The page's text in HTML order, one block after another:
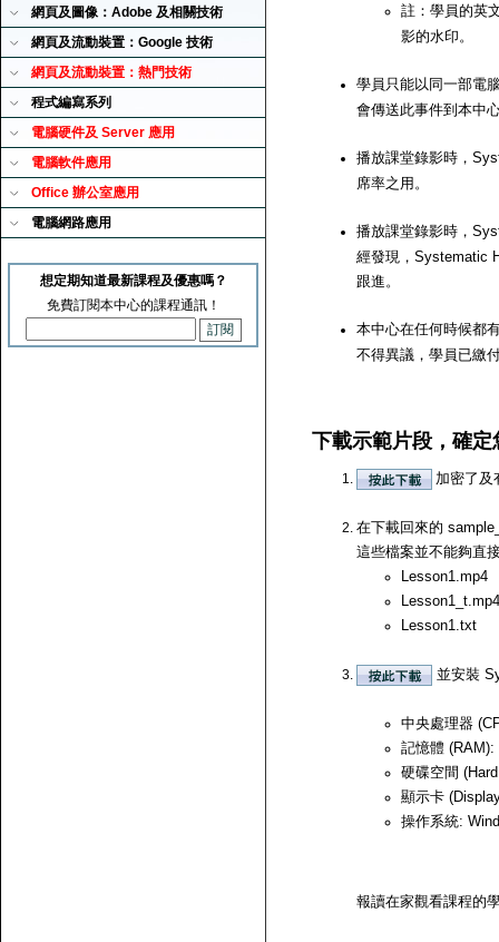
網頁及圖像：Adobe 及相關技術
網頁及流動裝置：Google 技術
網頁及流動裝置：熱門技術
程式編寫系列
電腦硬件及 Server 應用
電腦軟件應用
Office 辦公室應用
電腦網路應用
想定期知道最新課程及優惠嗎？
免費訂閱本中心的課程通訊！
註：學員的英
影的水印。
學員只能以同一部電
會傳送此事件到本中
播放課堂錄影時，
席率之用。
播放課堂錄影時，
經發現，Systematic
跟進。
本中心在任何時候都
不得異議，學員已繳
下載示範片段，確
加密了及
在下載回來的
這些檔案並不能夠直
Lesson1.mp4
Lesson1_t.mp4
Lesson1.txt
並安裝
中央處理器
記憶體
硬碟空間
顯示卡
操作系統:
報讀在家觀看課程的